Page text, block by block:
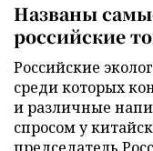
Названы
российские
Российские
среди которых
и различные
спросом у